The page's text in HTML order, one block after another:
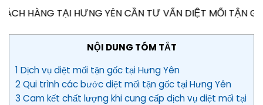
HƯNG YÊN CẦN TƯ VẤN DIỆT MỐI TẬN GỐC –
NỘI DUNG TÓM TẮT
1 Dịch vụ diệt mối tận gốc tại Hưng Yên
2 Qui trình các bước diệt mối tận gốc tại Hưng Yên
3 Cam kết chất lượng khi cung cấp dịch vụ diệt mối tại